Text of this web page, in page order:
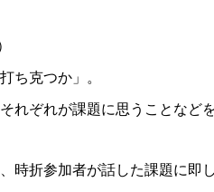
ち克つか」。
れぞれが課題に思うことなど
時折参加者が話した課題に即